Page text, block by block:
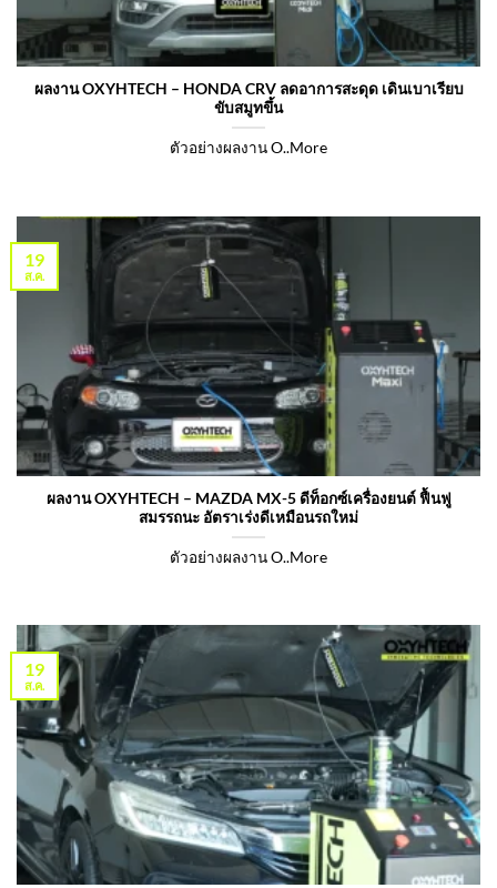
ผลงาน OXYHTECH – HONDA CRV ลดอาการสะดุด เดินเบาเรียบ
ขับสมูทขึ้น
ตัวอย่างผลงาน O..More
ผลงาน OXYHTECH – MAZDA MX-5 ดีท็อกซ์เครื่องยนต์ ฟื้นฟู
สมรรถนะ อัตราเร่งดีเหมือนรถใหม่
ตัวอย่างผลงาน O..More
19
ส.ค.
19
ส.ค.